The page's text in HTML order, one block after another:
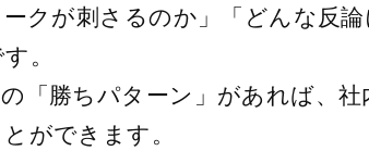
クが刺さるのか」「どんな反
。
「勝ちパターン」があれば、
ができます。